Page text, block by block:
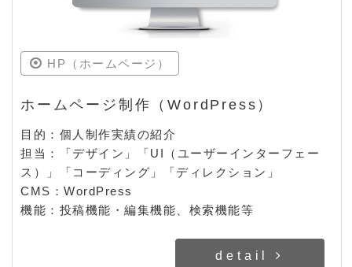
HP（ホームページ）
ホームページ制作（WordPress）
目的：個人制作実績の紹介
担当：「デザイン」「UI（ユーザーインターフェー
ス）」「コーディング」「ディレクション」
CMS：WordPress
機能：投稿機能・編集機能、検索機能等
detail